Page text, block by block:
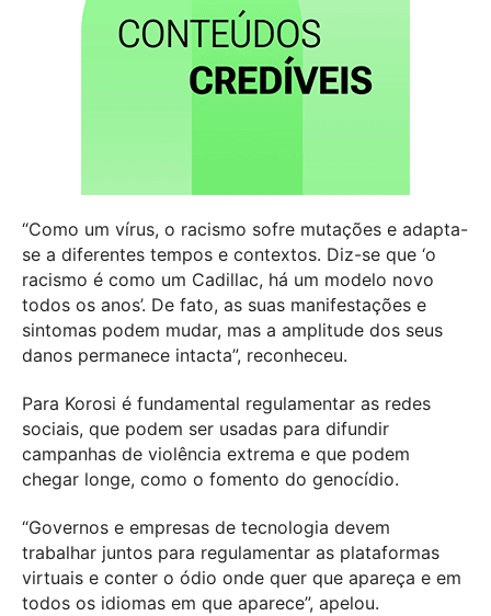
“Como um vírus, o racismo sofre mutações e adapta-
se a diferentes tempos e contextos. Diz-se que ‘o
racismo é como um Cadillac, há um modelo novo
todos os anos’. De fato, as suas manifestações e
sintomas podem mudar, mas a amplitude dos seus
danos permanece intacta”, reconheceu.
Para Korosi é fundamental regulamentar as redes
sociais, que podem ser usadas para difundir
campanhas de violência extrema e que podem
chegar longe, como o fomento do genocídio.
“Governos e empresas de tecnologia devem
trabalhar juntos para regulamentar as plataformas
virtuais e conter o ódio onde quer que apareça e em
todos os idiomas em que aparece”, apelou.